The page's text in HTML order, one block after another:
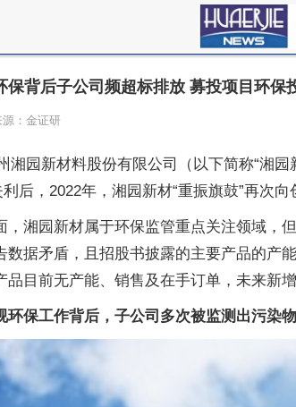
保背后子公司频超标排放 募投项目环保
：金证研
湘园新材料股份有限公司（以下简称“湘
后，2022年，湘园新材“重振旗鼓”再次向
，湘园新材属于环保监管重点关注领域，
数据矛盾，且招股书披露的主要产品的产
品目前无产能、销售及在手订单，未来新
环保工作背后，子公司多次被监测出污染